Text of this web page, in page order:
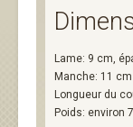
Lame: 9 cm,
Manche: 11 cm
Longueur du
Poids: environ